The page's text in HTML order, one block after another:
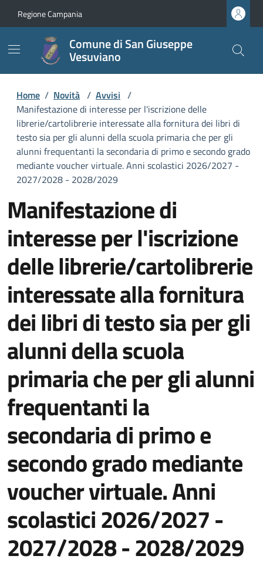
Regione Campania
Comune di San Giuseppe
Vesuviano
Home / Novità / Avvisi /
Manifestazione di interesse per l'iscrizione delle
librerie/cartolibrerie interessate alla fornitura dei libri di
testo sia per gli alunni della scuola primaria che per gli
alunni frequentanti la secondaria di primo e secondo grado
mediante voucher virtuale. Anni scolastici 2026/2027 -
2027/2028 - 2028/2029
Manifestazione di
interesse per l'iscrizione
delle librerie/cartolibrerie
interessate alla fornitura
dei libri di testo sia per gli
alunni della scuola
primaria che per gli alunni
frequentanti la
secondaria di primo e
secondo grado mediante
voucher virtuale. Anni
scolastici 2026/2027 -
2027/2028 - 2028/2029